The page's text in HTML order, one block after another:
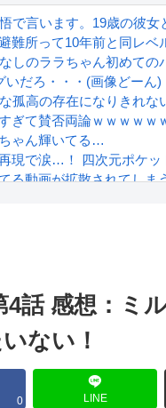
で言います。19歳の彼
難所って10年前と同レベ
しのララちゃん初めて
いだろ・・・(画像どーん)
孤高の存在になりきれな
ぎて賛否両論ｗｗｗｗｗ
ゃん輝いてる…
現で涙…！ 四次元ポケ
る動画が拡散されてし
33話の感想
話 感想：ミ
ない！
0 LINE